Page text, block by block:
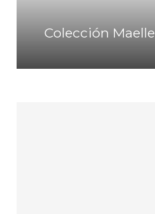
Colección Maelle